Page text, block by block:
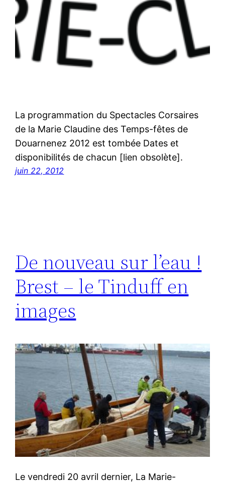
La programmation du Spectacles Corsaires
de la Marie Claudine des Temps-fêtes de
Douarnenez 2012 est tombée Dates et
disponibilités de chacun [lien obsolète].
juin 22, 2012
De nouveau sur l’eau !
Brest – le Tinduff en
images
Le vendredi 20 avril dernier, La Marie-